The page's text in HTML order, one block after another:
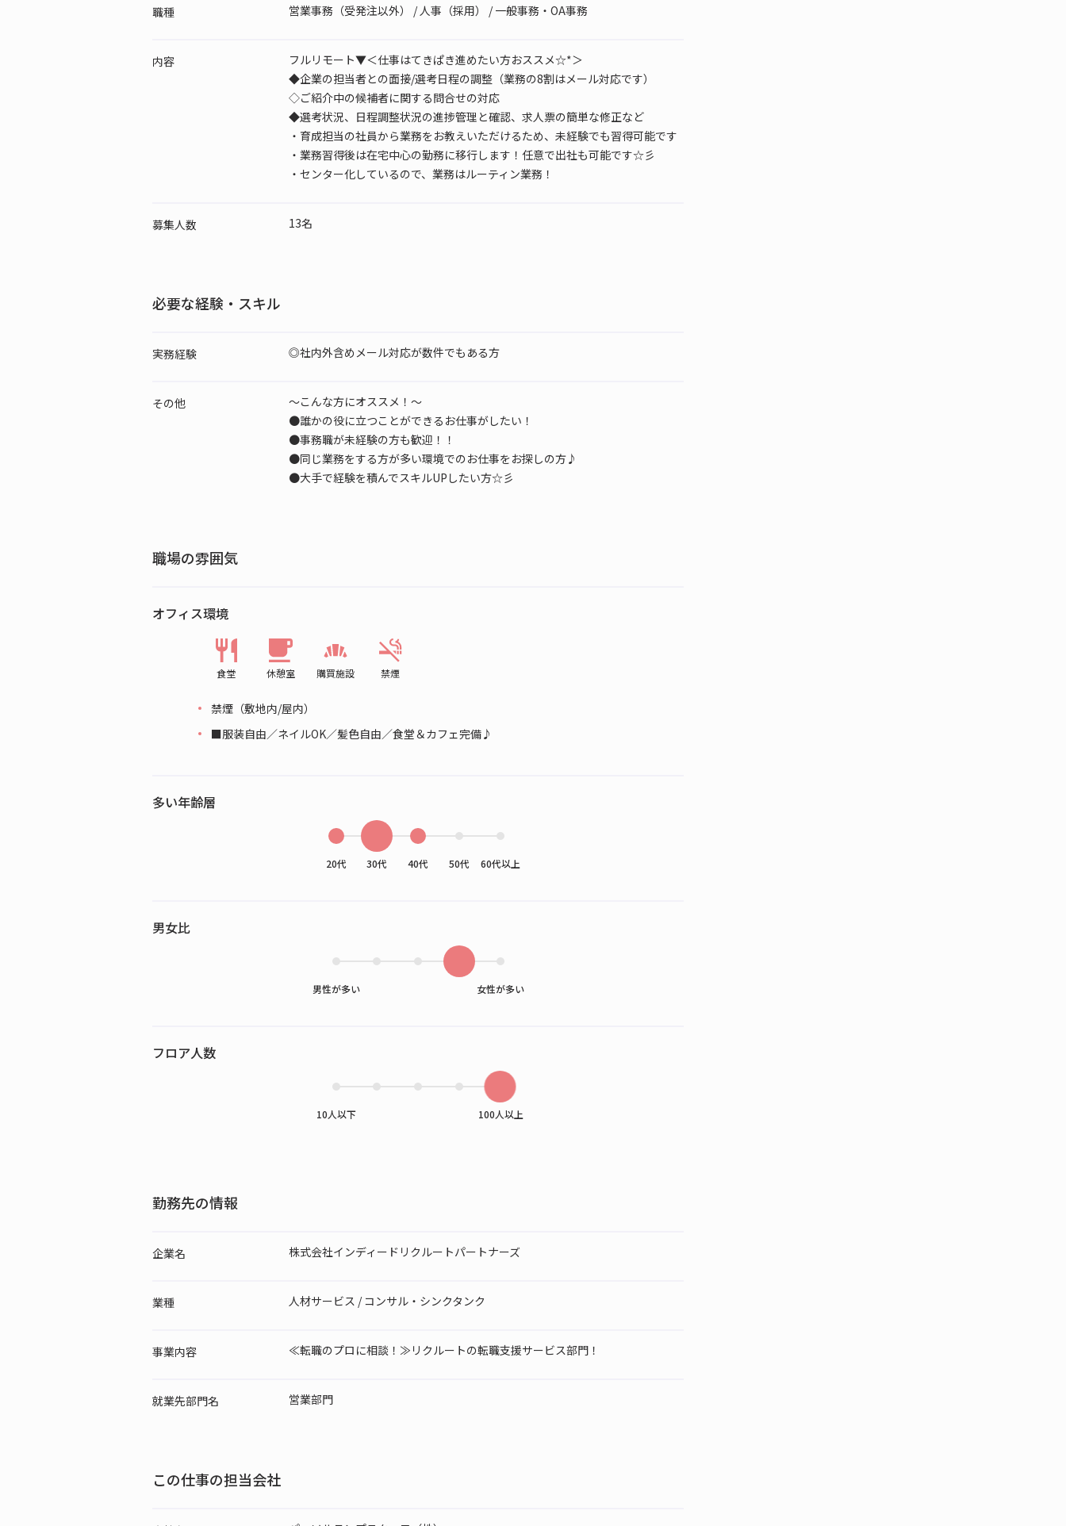
職種 営業事務（受発注以外） / 人事（採用） / 一般事務・OA事務
内容
フルリモート▼＜仕事はてきぱき進めたい方おススメ☆*＞
◆企業の担当者との面接/選考日程の調整（業務の8割はメール対応です）
◇ご紹介中の候補者に関する問合せの対応
◆選考状況、日程調整状況の進捗管理と確認、求人票の簡単な修正など
・育成担当の社員から業務をお教えいただけるため、未経験でも習得可能です
・業務習得後は在宅中心の勤務に移行します！任意で出社も可能です☆彡
・センター化しているので、業務はルーティン業務！
募集人数 13名
必要な経験・スキル
実務経験 ◎社内外含めメール対応が数件でもある方
その他
～こんな方にオススメ！～
●誰かの役に立つことができるお仕事がしたい！
●事務職が未経験の方も歓迎！！
●同じ業務をする方が多い環境でのお仕事をお探しの方♪
●大手で経験を積んでスキルUPしたい方☆彡
職場の雰囲気
オフィス環境
食堂 休憩室 購買施設 禁煙
禁煙（敷地内/屋内）
■服装自由／ネイルOK／髪色自由／食堂＆カフェ完備♪
多い年齢層
20代 30代 40代 50代 60代以上
男女比
男性が多い 女性が多い
フロア人数
10人以下 100人以上
勤務先の情報
企業名 株式会社インディードリクルートパートナーズ
業種 人材サービス / コンサル・シンクタンク
事業内容 ≪転職のプロに相談！≫リクルートの転職支援サービス部門！
就業先部門名 営業部門
この仕事の担当会社